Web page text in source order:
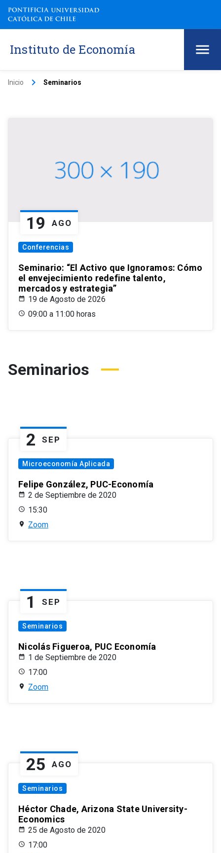
Instituto de Economía
Inicio keyboard_arrow_right Seminarios
19 AGO
Conferencias
Seminario: “El Activo que Ignoramos: Cómo
el envejecimiento redefine talento,
mercados y estrategia”
19 de Agosto de 2026
09:00 a 11:00 horas
Seminarios
2 SEP
Microeconomía Aplicada
Felipe González, PUC-Economía
2 de Septiembre de 2020
15:30
Zoom
1 SEP
Seminarios
Nicolás Figueroa, PUC Economía
1 de Septiembre de 2020
17:00
Zoom
25 AGO
Seminarios
Héctor Chade, Arizona State University-
Economics
25 de Agosto de 2020
17:00